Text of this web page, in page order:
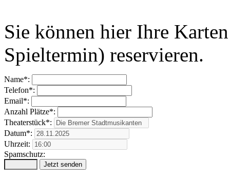
Sie können hier Ihre
Spieltermin) reservieren.
Name*:
Telefon*:
Email*:
Anzahl Plätze*:
Theaterstück*:
Datum*:
Uhrzeit:
Spamschutz: